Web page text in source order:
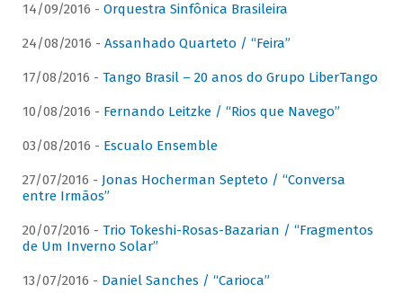
14/09/2016 - Orquestra Sinfônica Brasileira
24/08/2016 - Assanhado Quarteto / “Feira”
17/08/2016 - Tango Brasil – 20 anos do Grupo LiberTango
10/08/2016 - Fernando Leitzke / “Rios que Navego”
03/08/2016 - Escualo Ensemble
27/07/2016 - Jonas Hocherman Septeto / “Conversa
entre Irmãos”
20/07/2016 - Trio Tokeshi-Rosas-Bazarian / “Fragmentos
de Um Inverno Solar”
13/07/2016 - Daniel Sanches / “Carioca”